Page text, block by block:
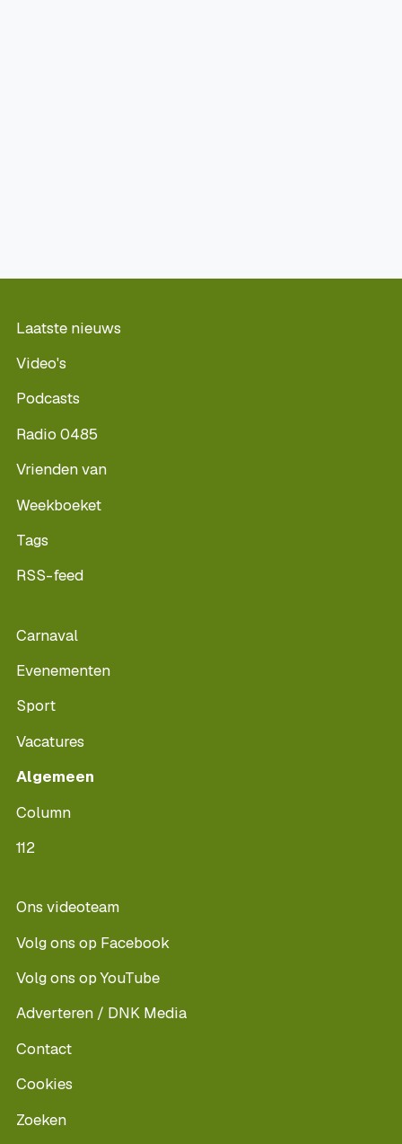
Laatste nieuws
Video's
Podcasts
Radio 0485
Vrienden van
Weekboeket
Tags
RSS-feed
Carnaval
Evenementen
Sport
Vacatures
Algemeen
Column
112
Ons videoteam
Volg ons op Facebook
Volg ons op YouTube
Adverteren / DNK Media
Contact
Cookies
Zoeken